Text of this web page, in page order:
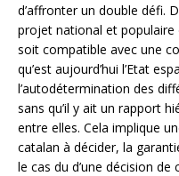
d’affronter un double défi.
projet national et populaire
soit compatible avec une
qu’est aujourd’hui l’Etat
l’autodétermination des
sans qu’il y ait un rapport
entre elles. Cela implique
catalan à décider, la
le cas du d’une décision de